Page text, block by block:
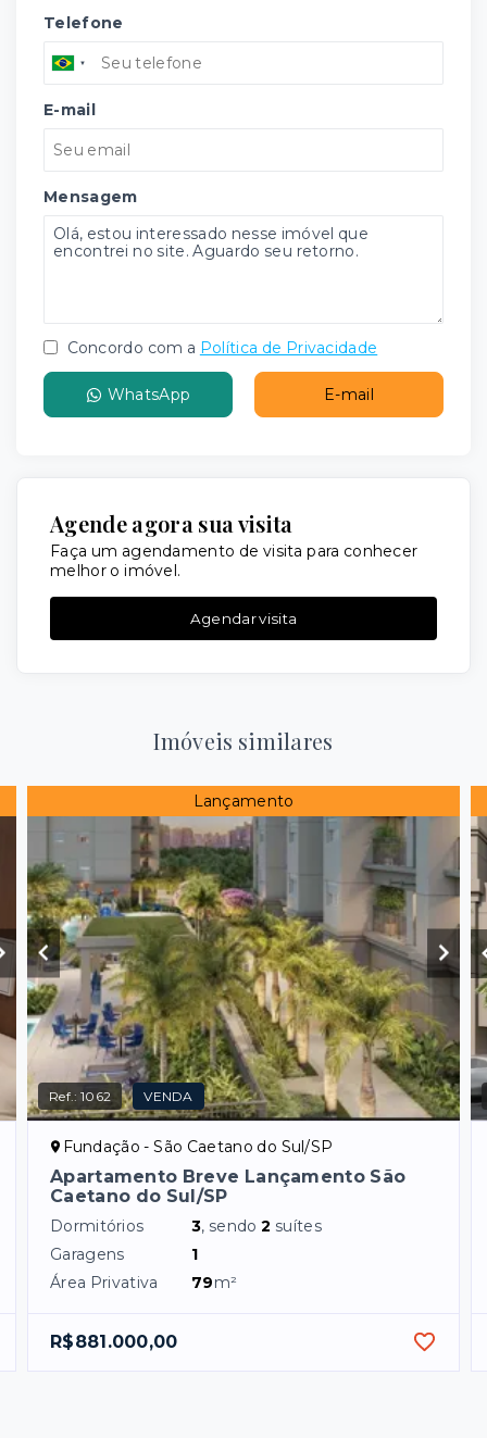
Telefone
E-mail
Mensagem
Concordo com a Política de Privacidade
WhatsApp E-mail
Agende agora sua visita
Faça um agendamento de visita para conhecer
melhor o imóvel.
Agendar visita
Imóveis similares
Lançamento
Ref.:1062 VENDA
Fundação - São Caetano do Sul/SP
Apartamento Breve Lançamento São
Caetano do Sul/SP
Dormitórios 3, sendo2 suítes
Garagens
1
Área Privativa
79m²
R$881.000,00